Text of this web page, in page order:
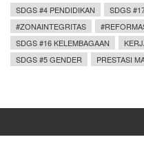
SDGS #4 PENDIDIKAN SDGS
#ZONAINTEGRITAS
SDGS #16 KELEMBAGAAN
SDGS #5 GENDER
PRESTASI